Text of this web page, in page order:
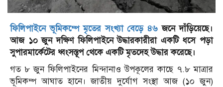
ফিলিপাইনে ভূমিকম্পে মৃতের সংখ্যা বেড়ে ৪৬ জনে দাঁড়িয়েছে।
আজ ১০ জুন দক্ষিণ ফিলিপাইনে উদ্ধারকারীরা একটি ধসে পড়া
সুপারমার্কেটের ধ্বংসস্তূপ থেকে একটি মৃতদেহ উদ্ধার করেছে।
গত ৮ জুন ফিলিপাইনের মিন্দানাও উপকূলের কাছে ৭.৮ মাত্রার
ভূমিকম্প আঘাত হানে। জাতীয় দুর্যোগ সংস্থা আজ (১০ জুন)